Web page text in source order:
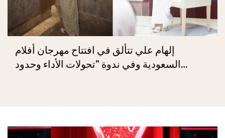
إلهام علي تتألق في افتتاح مهرجان أفلام
السعودية وفي ندوة "تحولات الأداء وحدود